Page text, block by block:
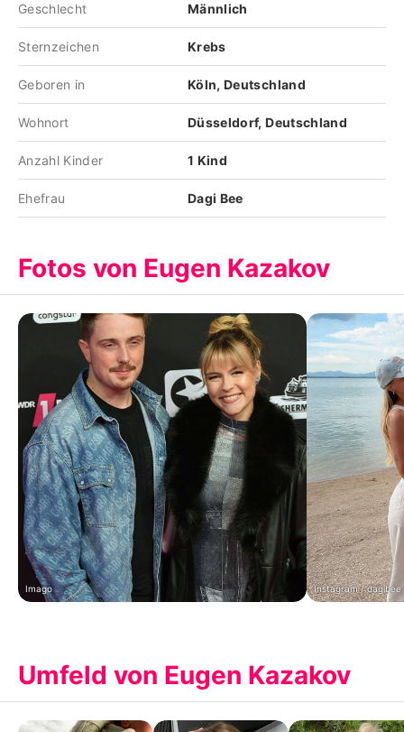
Geschlecht Männlich
Sternzeichen Krebs
Geboren in Köln, Deutschland
Wohnort Düsseldorf, Deutschland
Anzahl Kinder 1 Kind
Ehefrau Dagi Bee
Fotos von Eugen Kazakov
Imago Instagram / dagibee
Umfeld von Eugen Kazakov